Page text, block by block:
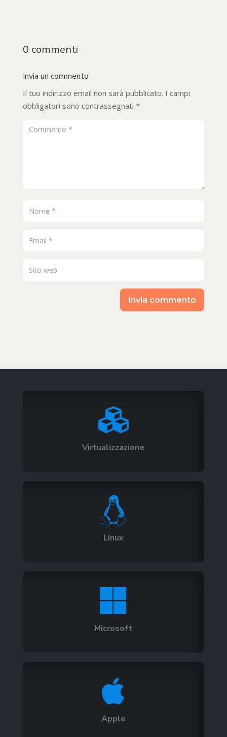
0 commenti
Invia un commento
Il tuo indirizzo email non sarà pubblicato. I campi
obbligatori sono contrassegnati *
Invia commento

Virtualizzazione

Linux

Microsoft

Apple